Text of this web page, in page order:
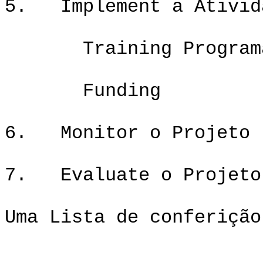
5. Implement a
Training
Funding
6. Monitor o Projeto
7. Evaluate o Projeto
Uma Lista de